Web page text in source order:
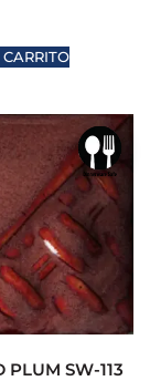
PLUM SW-113